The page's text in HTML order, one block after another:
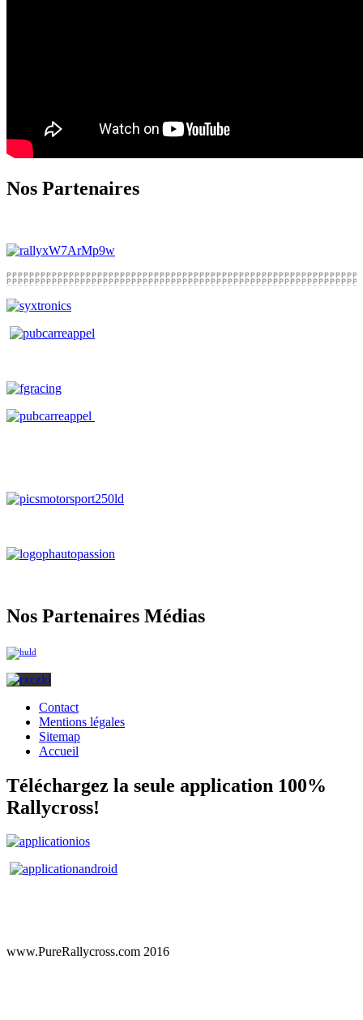
Nos Partenaires
Nos Partenaires Médias
Contact
Mentions légales
Sitemap
Accueil
Téléchargez la seule application 100%
Rallycross!
www.PureRallycross.com 2016